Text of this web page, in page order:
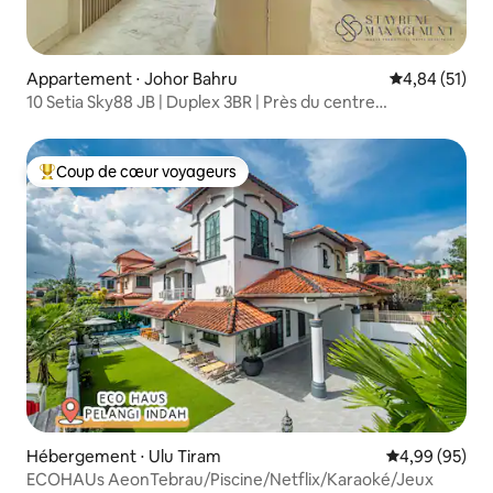
Appartement ⋅ Johor Bahru Évaluation
4,84 (51)
10 Setia Sky88 JB | Duplex 3BR | Près du centre
Coups de cœur voyageurs les plus appréciés
Coup de cœur voyageurs
Hébergement ⋅ Ulu Tiram Évaluation
4,99 (95)
ECOHAUs AeonTebrau/Piscine/Netflix/Karaoké/Jeux